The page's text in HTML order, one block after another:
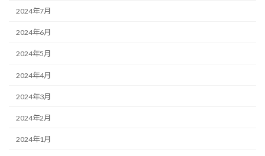
2024年7月
2024年6月
2024年5月
2024年4月
2024年3月
2024年2月
2024年1月